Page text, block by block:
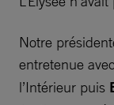
Notre
entretenue avec
l’Intérieur puis